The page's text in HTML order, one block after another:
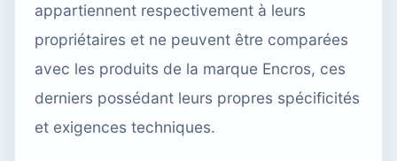
appartiennent respectivement à leurs
propriétaires et ne peuvent être comparées
avec les produits de la marque Encros, ces
derniers possédant leurs propres spécificités
et exigences techniques.